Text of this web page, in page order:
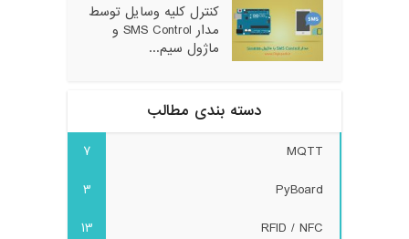
کنترل کلیه وسایل توسط
مدار SMS Control و
ماژول سیم...
دسته بندی مطالب
MQTT
7
PyBoard
3
RFID / NFC
13